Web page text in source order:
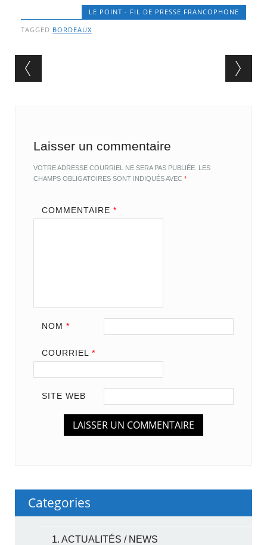
LE POINT - FIL DE PRESSE FRANCOPHONE
TAGGED BORDEAUX
Post navigation
Laisser un commentaire
VOTRE ADRESSE COURRIEL NE SERA PAS PUBLIÉE. LES
CHAMPS OBLIGATOIRES SONT INDIQUÉS AVEC*
COMMENTAIRE *
NOM *
COURRIEL *
SITE WEB
Categories
1. ACTUALITÉS / NEWS